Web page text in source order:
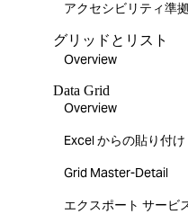
アクセシビリティ準
グリッドとリスト
Overview
Data Grid
Overview
Excel からの貼り付け
Grid Master-Detail
エクスポート サービ